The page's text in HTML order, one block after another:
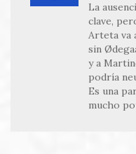
La
clave,
Arteta va
sin
y a
podría
Es una
mucho